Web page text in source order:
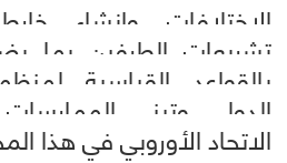
الاختلافات وإنشاء
تشريعات الطرفين بما
بالقواعد القياسية
الدولي وتبني
الاتحاد الأوروبي في هذا